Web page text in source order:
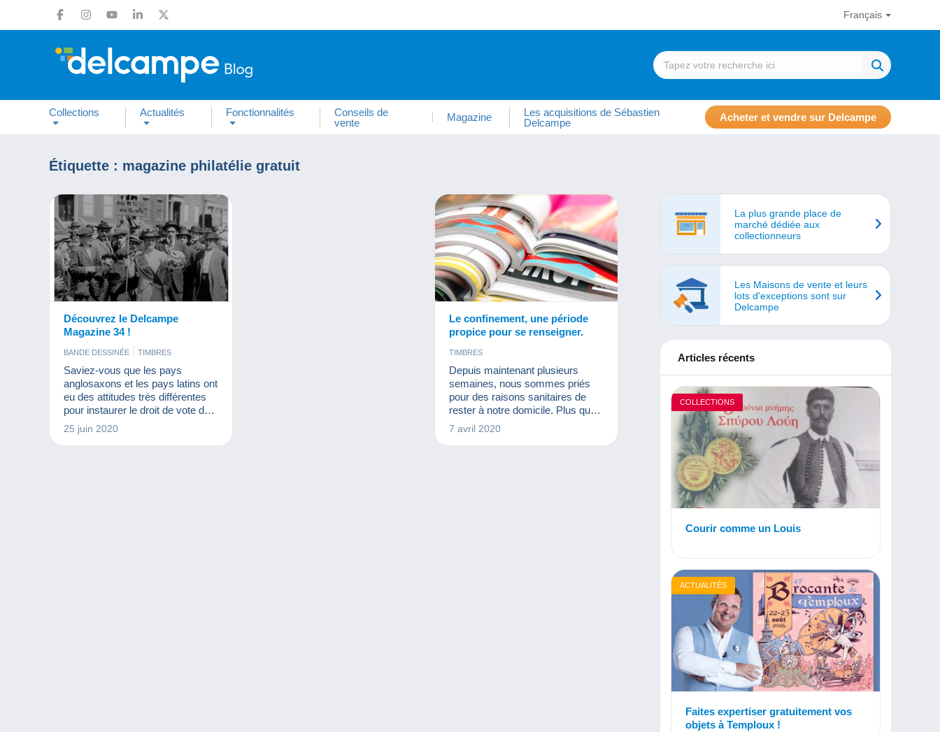
Français
Collections Actualités Fonctionnalités
Conseils de
vente
Magazine
Les acquisitions de Sébastien
Delcampe
Acheter et vendre sur Delcampe
Étiquette : magazine philatélie gratuit
Découvrez le Delcampe
Magazine 34 !
BANDE DESSINÉE TIMBRES
Saviez-vous que les pays
anglosaxons et les pays latins ont
eu des attitudes très différentes
pour instaurer le droit de vote des
femmes ? Tout cela et bien plus
est à découvrir dans votre
25 juin 2020
Le confinement, une période
propice pour se renseigner.
TIMBRES
Depuis maintenant plusieurs
semaines, nous sommes priés
pour des raisons sanitaires de
rester à notre domicile. Plus que
jamais, il est important de prendre
7 avril 2020
La plus grande place de
marché dédiée aux
collectionneurs
Les Maisons de vente et leurs
lots d'exceptions sont sur
Delcampe
Articles récents
COLLECTIONS
Courir comme un Louis
ACTUALITÉS
Faites expertiser gratuitement vos
objets à Temploux !